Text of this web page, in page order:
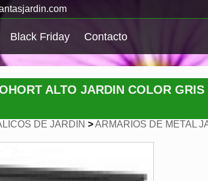
Black Friday Contacto
ALTO JARDIN COLOR GRIS
DE JARDIN >ARMARIOS DE METAL